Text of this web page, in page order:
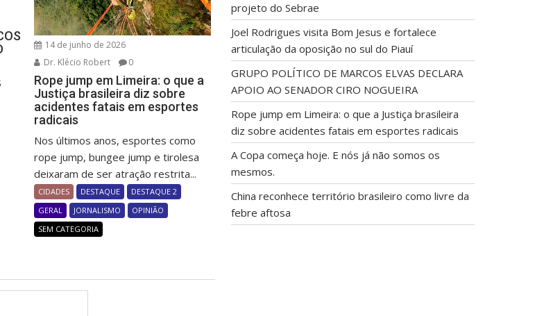
14 de junho de 2026
Dr. Klécio Robert
0
Rope jump em Limeira: o que a
Justiça brasileira diz sobre
acidentes fatais em esportes
radicais
Nos últimos anos, esportes como
rope jump, bungee jump e tirolesa
deixaram de ser atração restrita...
CIDADES DESTAQUE
DESTAQUE 2
GERAL
JORNALISMO
OPINIÃO
SEM CATEGORIA
projeto do Sebrae
Joel Rodrigues visita Bom Jesus e fortalece
articulação da oposição no sul do Piauí
GRUPO POLÍTICO DE MARCOS ELVAS DECLARA
APOIO AO SENADOR CIRO NOGUEIRA
Rope jump em Limeira: o que a Justiça brasileira
diz sobre acidentes fatais em esportes radicais
A Copa começa hoje. E nós já não somos os
mesmos.
China reconhece território brasileiro como livre da
febre aftosa